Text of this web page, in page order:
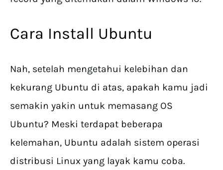
Cara Install Ubuntu
Nah, setelah mengetahui kelebihan dan
kekurang Ubuntu di atas, apakah kamu jadi
semakin yakin untuk memasang OS
Ubuntu? Meski terdapat beberapa
kelemahan, Ubuntu adalah sistem operasi
distribusi Linux yang layak kamu coba.